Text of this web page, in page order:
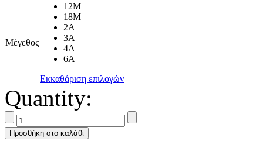
Μέγεθος
12M
18M
2A
3A
4A
6A
Εκκαθάριση επιλογών
Quantity:
Προσθήκη στο καλάθι